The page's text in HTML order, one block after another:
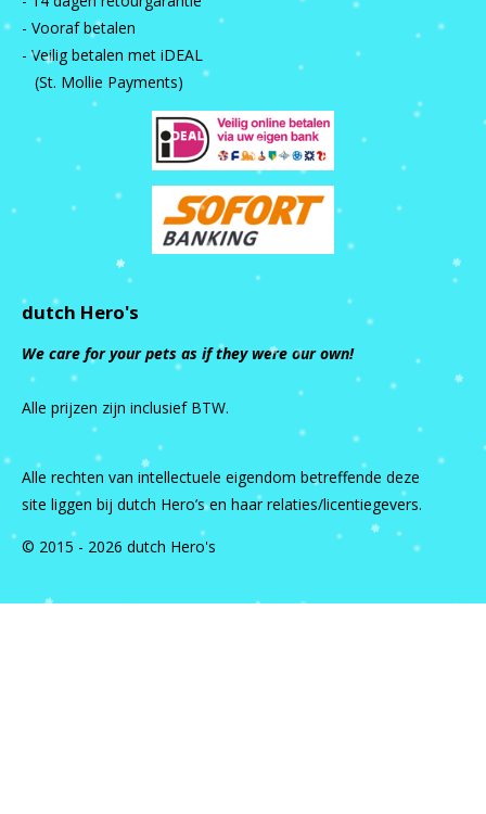
- Vooraf betalen
- Veilig betalen met iDEAL
(St. Mollie Payments)
dutch Hero's
We care for your pets as if they were our own!
Alle prijzen zijn inclusief BTW.
Alle rechten van intellectuele eigendom betreffende deze
site liggen bij dutch Hero’s en haar relaties/licentiegevers.
© 2015 - 2026 dutch Hero's